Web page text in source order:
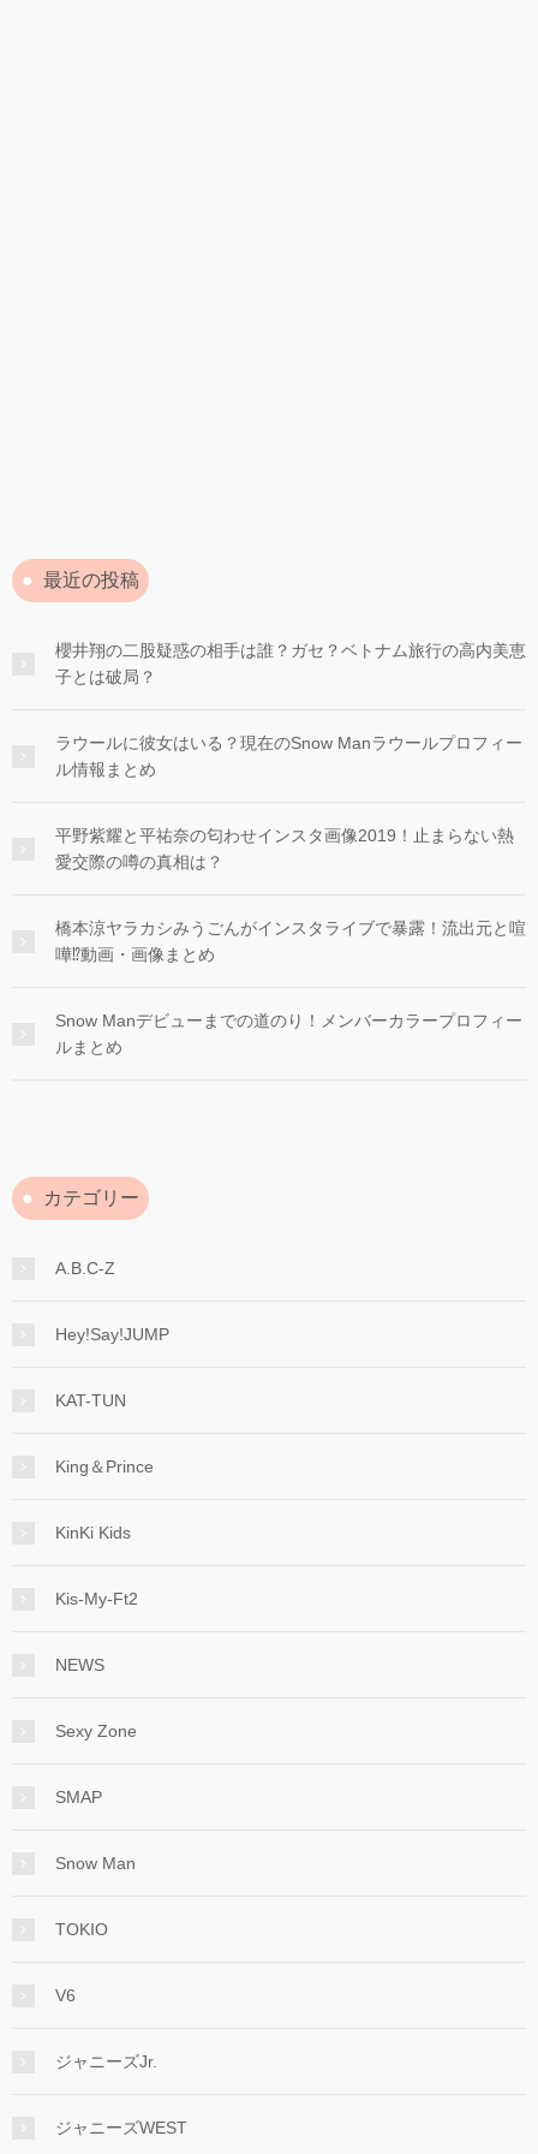
最近の投稿
櫻井翔の二股疑惑の相手は誰？ガセ？ベトナム旅行の高内美恵
子とは破局？
ラウールに彼女はいる？現在のSnow Manラウールプロフィー
ル情報まとめ
平野紫耀と平祐奈の匂わせインスタ画像2019！止まらない熱
愛交際の噂の真相は？
橋本涼ヤラカシみうごんがインスタライブで暴露！流出元と喧
嘩⁉︎動画・画像まとめ
Snow Manデビューまでの道のり！メンバーカラープロフィー
ルまとめ
カテゴリー
A.B.C-Z
Hey!Say!JUMP
KAT-TUN
King＆Prince
KinKi Kids
Kis-My-Ft2
NEWS
Sexy Zone
SMAP
Snow Man
TOKIO
V6
ジャニーズJr.
ジャニーズWEST